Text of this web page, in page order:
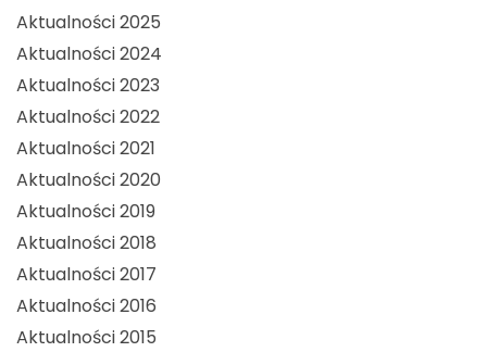
Aktualności 2025
Aktualności 2024
Aktualności 2023
Aktualności 2022
Aktualności 2021
Aktualności 2020
Aktualności 2019
Aktualności 2018
Aktualności 2017
Aktualności 2016
Aktualności 2015